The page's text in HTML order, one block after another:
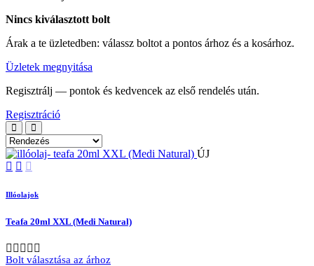
Nincs kiválasztott bolt
Árak a te üzletedben: válassz boltot a pontos árhoz és a kosárhoz.
Üzletek megnyitása
Regisztrálj — pontok és kedvencek az első rendelés után.
Regisztráció
ÚJ
Illóolajok
Teafa 20ml XXL (Medi Natural)
Bolt választása az árhoz